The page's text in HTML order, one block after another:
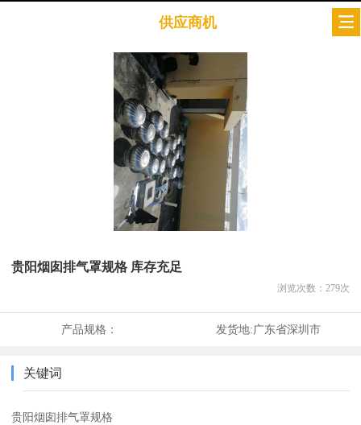
供应商机
贵阳烟囱排气罩规格 库存充足
浏览次数： 279次
产品规格： 发货地:广东省深圳市
关键词
贵阳烟囱排气罩规格